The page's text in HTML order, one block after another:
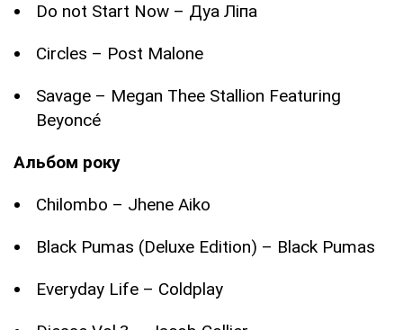
Do not Start Now – Дуа Ліпа
Circles – Post Malone
Savage – Megan Thee Stallion Featuring
Beyoncé
Альбом року
Chilombo – Jhene Aiko
Black Pumas (Deluxe Edition) – Black Pumas
Everyday Life – Coldplay